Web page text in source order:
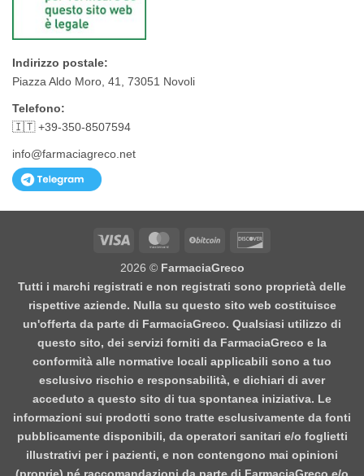
Indirizzo postale:
Piazza Aldo Moro, 41, 73051 Novoli
Telefono:
🇮🇹 +39-350-8507594
info@farmaciagreco.net
Visa MasterCardBitCoin
2026 © FarmaciaGreco
Tutti i marchi registrati e non registrati sono proprietà delle
rispettive aziende. Nulla su questo sito web costituisce
un'offerta da parte di FarmaciaGreco. Qualsiasi utilizzo di
questo sito, dei servizi forniti da FarmaciaGreco e la
conformità alle normative locali applicabili sono a tuo
esclusivo rischio e responsabilità, e dichiari di aver
acceduto a questo sito di tua spontanea iniziativa. Le
informazioni sui prodotti sono tratte esclusivamente da fonti
pubblicamente disponibili, da operatori sanitari e/o foglietti
illustrativi per i pazienti, e non contengono mai opinioni